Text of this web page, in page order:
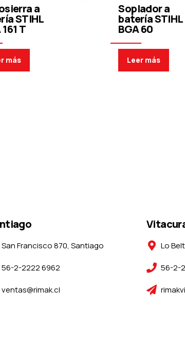
a
STIHL
T
más
Soplador a
batería STIHL
BGA 60
Leer más
San Francisco 870, Santiago
56-2-2222 6962
ventas@rimak.cl
Lo
56-2-